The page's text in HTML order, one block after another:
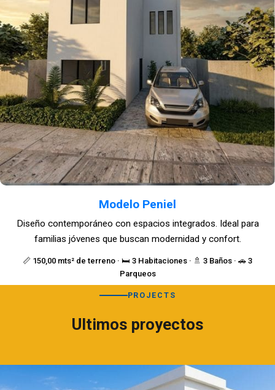
Modelo Peniel
📏 150,00 mts² de terreno · 🛏️ 3 Habitaciones · 🚿 3 Baños · 🚗 3
Parqueos
Diseño contemporáneo con espacios integrados. Ideal para
familias jóvenes que buscan modernidad y confort.
PROJECTS
Ultimos proyectos